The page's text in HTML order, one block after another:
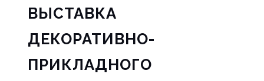
ВЫСТАВКА
ДЕКОРАТИВНО-
ПРИКЛАДНОГО